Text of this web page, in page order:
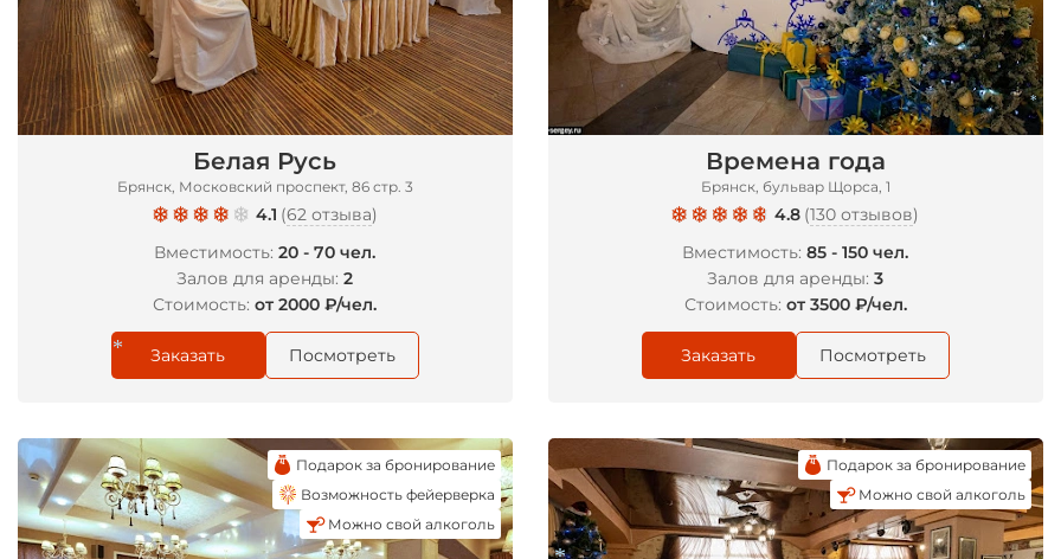
Белая Русь
Брянск, Московский проспект, 86 стр. 3
4.1 (62 отзыва)
Вместимость:20 - 70 чел.
Залов для аренды:2
Стоимость:от 2000 ₽/чел.
Заказать Посмотреть
Времена года
Брянск, бульвар Щорса, 1
4.8 (130 отзывов)
Вместимость:85 - 150 чел.
Залов для аренды:3
Стоимость: от 3500 ₽/чел.
Заказать Посмотреть
Подарок за бронирование
Возможность фейерверка
Можно свой алкоголь
Подарок за бронирование
Можно свой алкоголь
*
*